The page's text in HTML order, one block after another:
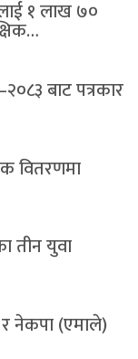
१ लाख ७०
बाट पत्रकार
वितरणमा
तीन युवा
नेकपा (एमाले)